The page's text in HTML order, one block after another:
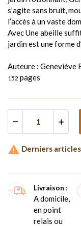
s’agite sans bruit,
l’accès à un vaste
Avec Une abeille
jardin est une forme
Auteure : Geneviève
152 pages
 Derniers
Livraison
A domicile,
en point
relais ou